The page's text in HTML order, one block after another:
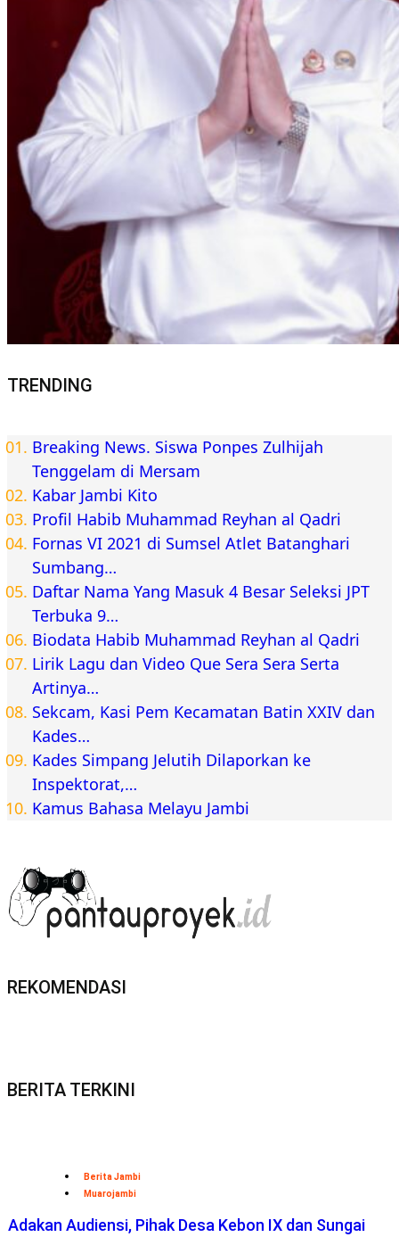
TRENDING
Breaking News. Siswa Ponpes Zulhijah
Tenggelam di Mersam
Kabar Jambi Kito
Profil Habib Muhammad Reyhan al Qadri
Fornas VI 2021 di Sumsel Atlet Batanghari
Sumbang…
Daftar Nama Yang Masuk 4 Besar Seleksi JPT
Terbuka 9…
Biodata Habib Muhammad Reyhan al Qadri
Lirik Lagu dan Video Que Sera Sera Serta
Artinya…
Sekcam, Kasi Pem Kecamatan Batin XXIV dan
Kades…
Kades Simpang Jelutih Dilaporkan ke
Inspektorat,…
Kamus Bahasa Melayu Jambi
REKOMENDASI
BERITA TERKINI
Berita Jambi
Muarojambi
Adakan Audiensi, Pihak Desa Kebon IX dan Sungai